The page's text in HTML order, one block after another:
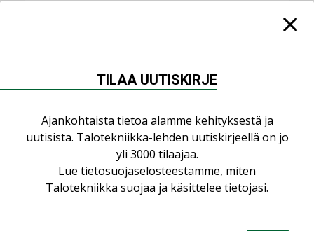
Puheista tekoihin – uusin teknologia
käyttöön kiinteistöissä
KOLUMNI
TILAA UUTISKIRJE
Ajankohtaista tietoa alamme kehityksestä ja
uutisista. Talotekniikka-lehden uutiskirjeellä on jo
yli 3000 tilaajaa.
Lue tietosuojaselosteestamme, miten
Talotekniikka suojaa ja käsittelee tietojasi.